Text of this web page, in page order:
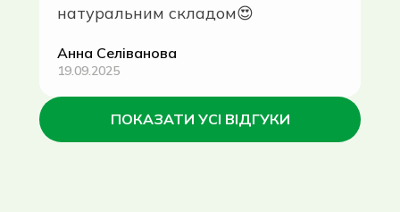
натуральним складом😍
Анна Селіванова
19.09.2025
ПОКАЗАТИ УСІ ВІДГУКИ